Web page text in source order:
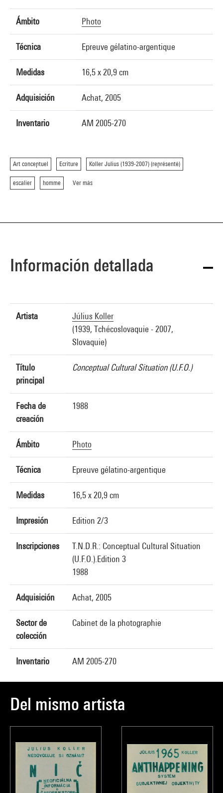
Ámbito Photo
Técnica Epreuve gélatino-argentique
Medidas 16,5 x 20,9 cm
Adquisición Achat, 2005
Inventario AM 2005-270
Art conceptuel Ecriture Koller Julius (1939-2007) (représenté)
escalier homme Ver más
Información detallada
Artista
Július Koller
(1939, Tchécoslovaquie - 2007,
Slovaquie)
Título
principal
Conceptual Cultural Situation (U.F.O.)
Fecha de
creación
1988
Ámbito Photo
Técnica Epreuve gélatino-argentique
Medidas 16,5 x 20,9 cm
Impresión Edition 2/3
Inscripciones
T.N.D.R.: Conceptual Cultural Situation
(U.F.O.).Edition 3
1988
Adquisición Achat, 2005
Sector de
colección
Cabinet de la photographie
Inventario AM 2005-270
Del mismo artista